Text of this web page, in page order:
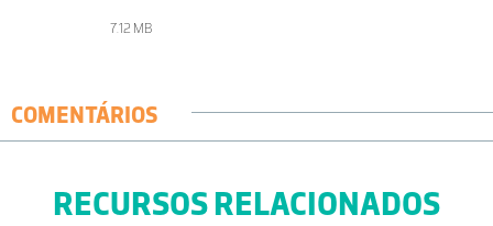
7.12 MB
COMENTÁRIOS
RECURSOS RELACIONADOS